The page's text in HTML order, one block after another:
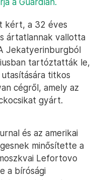
kért, a 32 éves
ártatlannak vallotta
Jekatyerinburgból
tartóztatták le,
titkos
cégről, amely az
gyárt.
és az amerikai
minősítette a
Lefortovo
a bírósági